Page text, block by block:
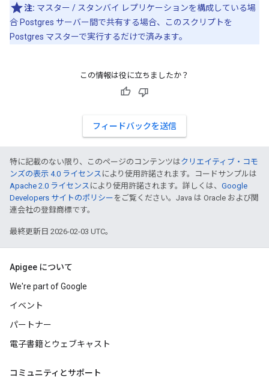
注: マスター / スタンバイ レプリケーションを構成している場
合 Postgres サーバー間で共有する場合、このスクリプトを
Postgres マスターで実行するだけで済みます。
この情報は役に立ちましたか？
フィードバックを送信
特に記載のない限り、このページのコンテンツはクリエイティブ・コモ
ンズの表示 4.0 ライセンス により使用許諾されます。コードサンプルは
Apache 2.0 ライセンス により使用許諾されます。詳しくは、 Google
Developers サイトのポリシー をご覧ください。Java は Oracle および関
連会社の登録商標です。
最終更新日 2026-02-03 UTC。
Apigee について
We're part of Google
イベント
パートナー
電子書籍とウェブキャスト
コミュニティとサポート